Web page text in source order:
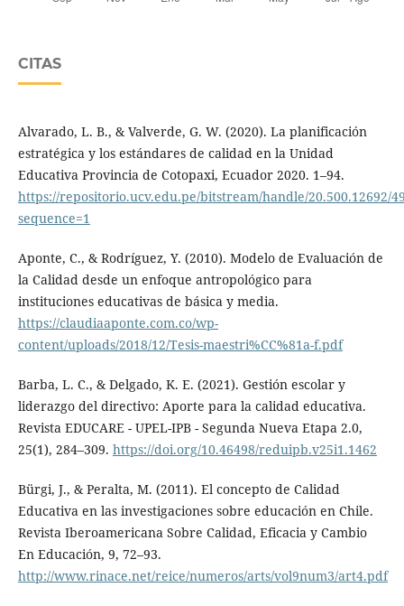
CITAS
Alvarado, L. B., & Valverde, G. W. (2020). La planificación
estratégica y los estándares de calidad en la Unidad
Educativa Provincia de Cotopaxi, Ecuador 2020. 1–94.
https://repositorio.ucv.edu.pe/bitstream/handle/20.500.12692/
sequence=1
Aponte, C., & Rodríguez, Y. (2010). Modelo de Evaluación de
la Calidad desde un enfoque antropológico para
instituciones educativas de básica y media.
https://claudiaaponte.com.co/wp-
content/uploads/2018/12/Tesis-maestri%CC%81a-f.pdf
Barba, L. C., & Delgado, K. E. (2021). Gestión escolar y
liderazgo del directivo: Aporte para la calidad educativa.
Revista EDUCARE - UPEL-IPB - Segunda Nueva Etapa 2.0,
25(1), 284–309. https://doi.org/10.46498/reduipb.v25i1.1462
Bürgi, J., & Peralta, M. (2011). El concepto de Calidad
Educativa en las investigaciones sobre educación en Chile.
Revista Iberoamericana Sobre Calidad, Eficacia y Cambio
En Educación, 9, 72–93.
http://www.rinace.net/reice/numeros/arts/vol9num3/art4.pdf